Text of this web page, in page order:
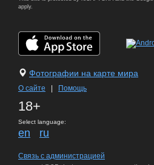
apply.
Фотографии на карте мира
О сайте Помощь
18+
Select language:
en ru
Связь с администрацией